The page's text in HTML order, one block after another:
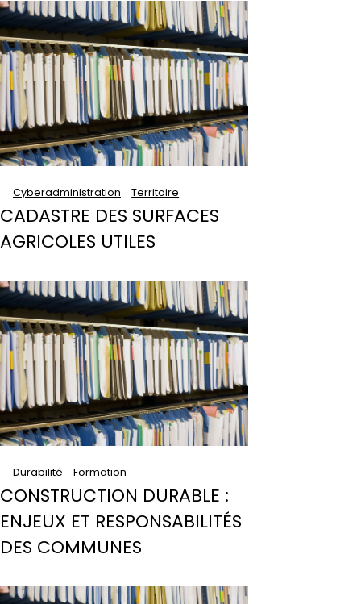
Cyberadministration Territoire
CADASTRE DES SURFACES
AGRICOLES UTILES
Durabilité Formation
CONSTRUCTION DURABLE :
ENJEUX ET RESPONSABILITÉS
DES COMMUNES